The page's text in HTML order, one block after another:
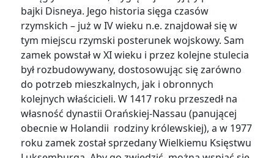
bajki Disneya. Jego historia sięga czasów
rzymskich – już w IV wieku n.e. znajdował się w
tym miejscu rzymski posterunek wojskowy. Sam
zamek powstał w XI wieku i przez kolejne stulecia
był rozbudowywany, dostosowując się zarówno
do potrzeb mieszkalnych, jak i obronnych
kolejnych właścicieli. W 1417 roku przeszedł na
własność dynastii Orańskiej-Nassau (panującej
obecnie w Holandii rodziny królewskiej), a w 1977
roku zamek został sprzedany Wielkiemu Księstwu